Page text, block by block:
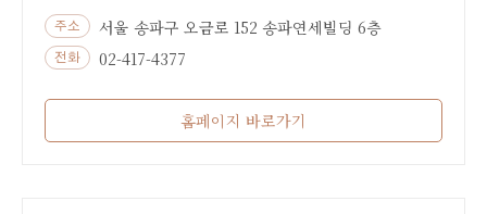
주소 서울 송파구 오금로 152 송파연세빌딩 6층
전화 02-417-4377
홈페이지 바로가기